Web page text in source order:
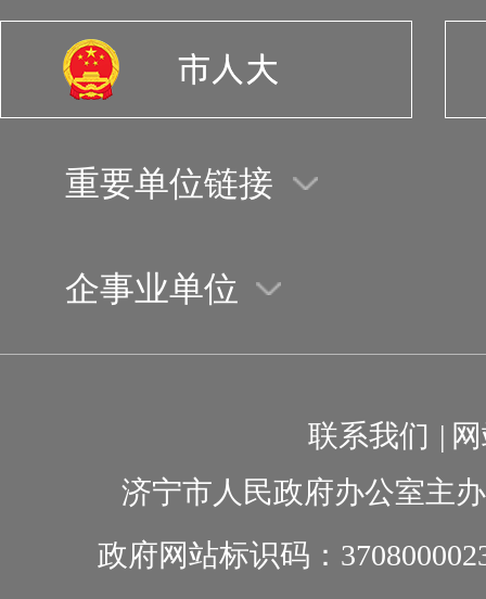
重要单位链接
企事业单位
联系我们 |
济宁市人民政府办公室主
政府网站标识码：